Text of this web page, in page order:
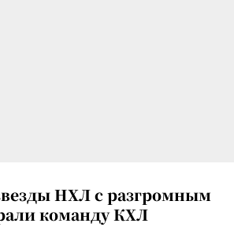
НХЛ с разгромным
команду КХЛ